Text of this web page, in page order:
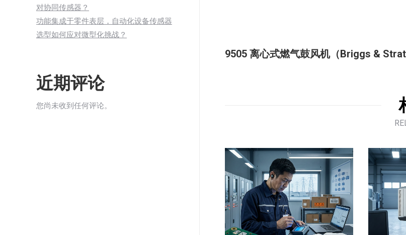
9505 离心式燃气鼓风机（Briggs &
对协同传感器？
功能集成于零件表层，自动化设备传感器
选型如何应对微型化挑战？
近期评论
您尚未收到任何评论。